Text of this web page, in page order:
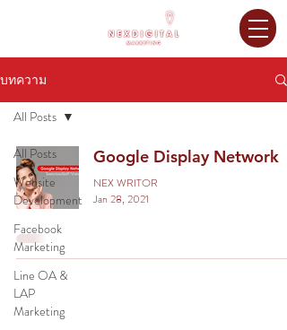
บทความ
All Posts
Website
Development
Facebook
Marketing
Line OA &
LAP
Marketing
All Posts
Google Display Network
NEX WRITOR
Jan 28, 2021